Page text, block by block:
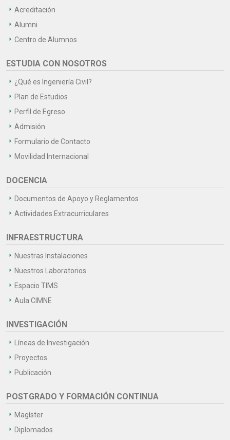
Acreditación
Alumni
Centro de Alumnos
ESTUDIA CON NOSOTROS
¿Qué es Ingeniería Civil?
Plan de Estudios
Perfil de Egreso
Admisión
Formulario de Contacto
Movilidad Internacional
DOCENCIA
Documentos de Apoyo y Reglamentos
Actividades Extracurriculares
INFRAESTRUCTURA
Nuestras Instalaciones
Nuestros Laboratorios
Espacio TIMS
Aula CIMNE
INVESTIGACIÓN
Líneas de Investigación
Proyectos
Publicación
POSTGRADO Y FORMACIÓN CONTINUA
Magíster
Diplomados